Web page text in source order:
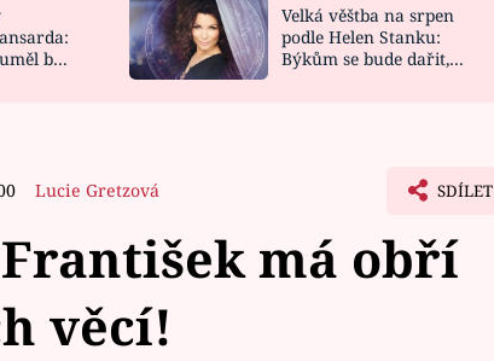
NOVINKY
VIDEORECEPTY
by
Velká věštba na srpen
podle Helen Stanku:
Býkům se bude dařit,
Lucie Gretzová SDÍLET
má obří
věcí!